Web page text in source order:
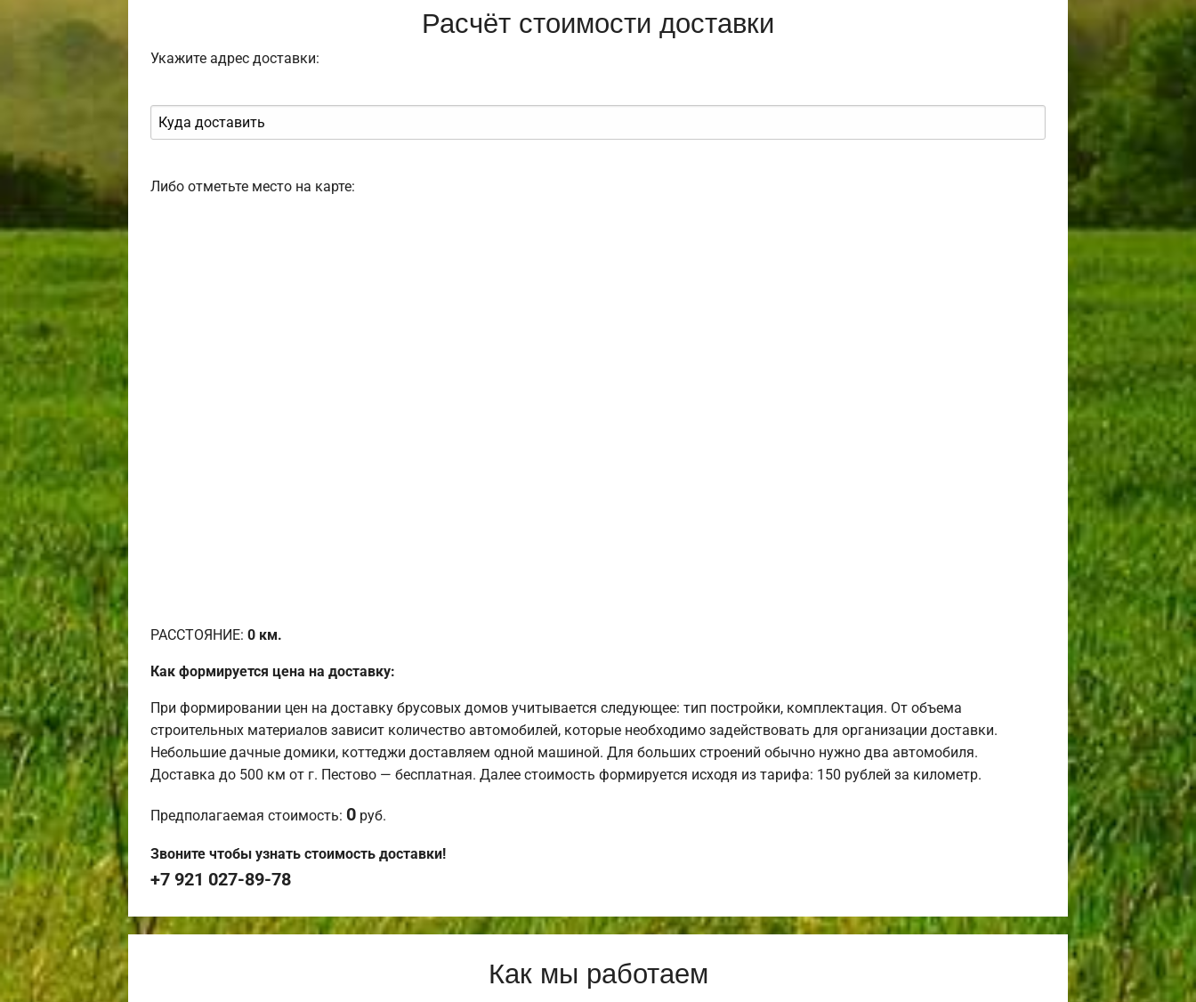
Расчёт стоимости доставки
Укажите адрес доставки:
Либо отметьте место на карте:
РАССТОЯНИЕ: 0 км.
Как формируется цена на доставку:
При формировании цен на доставку брусовых домов учитывается следующее: тип постройки, комплектация. От объема
строительных материалов зависит количество автомобилей, которые необходимо задействовать для организации доставки.
Небольшие дачные домики, коттеджи доставляем одной машиной. Для больших строений обычно нужно два автомобиля.
Доставка до 500 км от г. Пестово — бесплатная. Далее стоимость формируется исходя из тарифа: 150 рублей за километр.
Предполагаемая стоимость: 0 руб.
Звоните чтобы узнать стоимость доставки!
+7 921 027-89-78
Как мы работаем